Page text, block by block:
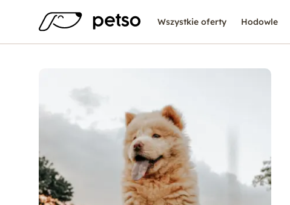
Wszystkie oferty Hodowle